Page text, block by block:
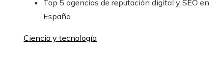
Top 5 agencias de reputación digital y SEO en
España
Ciencia y tecnología